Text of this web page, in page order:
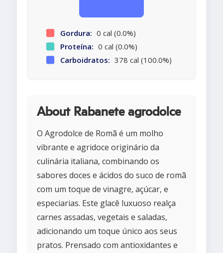
Gordura: 0 cal (0.0%)
Proteína: 0 cal (0.0%)
Carboidratos: 378 cal (100.0%)
About Rabanete agrodolce
O Agrodolce de Romã é um molho
vibrante e agridoce originário da
culinária italiana, combinando os
sabores doces e ácidos do suco de romã
com um toque de vinagre, açúcar, e
especiarias. Este glacê luxuoso realça
carnes assadas, vegetais e saladas,
adicionando um toque único aos seus
pratos. Prensado com antioxidantes e